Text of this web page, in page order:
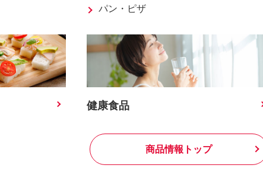
パン・ピザ
健康食品
商品情報トップ